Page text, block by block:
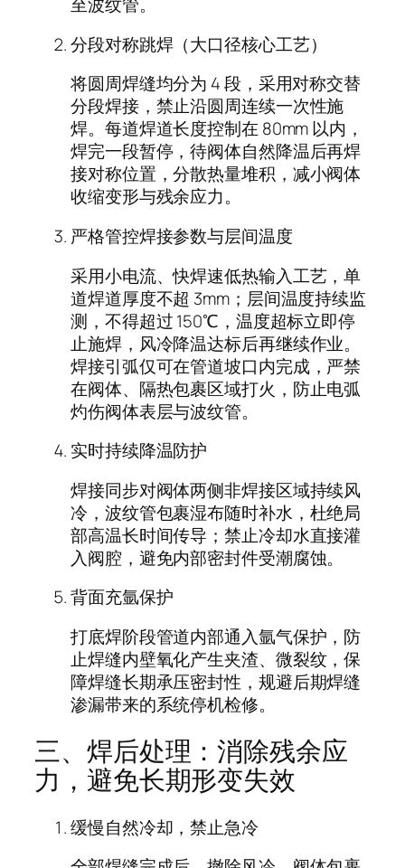
至波纹管。
分段对称跳焊（大口径核心工艺）
将圆周焊缝均分为 4 段，采用对称交替
分段焊接，禁止沿圆周连续一次性施
焊。每道焊道长度控制在 80mm 以内，
焊完一段暂停，待阀体自然降温后再焊
接对称位置，分散热量堆积，减小阀体
收缩变形与残余应力。
严格管控焊接参数与层间温度
采用小电流、快焊速低热输入工艺，单
道焊道厚度不超 3mm；层间温度持续监
测，不得超过 150℃，温度超标立即停
止施焊，风冷降温达标后再继续作业。
焊接引弧仅可在管道坡口内完成，严禁
在阀体、隔热包裹区域打火，防止电弧
灼伤阀体表层与波纹管。
实时持续降温防护
焊接同步对阀体两侧非焊接区域持续风
冷，波纹管包裹湿布随时补水，杜绝局
部高温长时间传导；禁止冷却水直接灌
入阀腔，避免内部密封件受潮腐蚀。
背面充氩保护
打底焊阶段管道内部通入氩气保护，防
止焊缝内壁氧化产生夹渣、微裂纹，保
障焊缝长期承压密封性，规避后期焊缝
渗漏带来的系统停机检修。
三、焊后处理：消除残余应
力，避免长期形变失效
缓慢自然冷却，禁止急冷